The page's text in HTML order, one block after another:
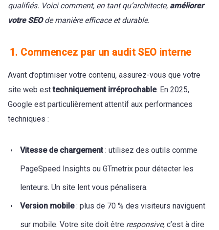
qualifiés. Voici comment, en tant qu’architecte, améliorer
votre SEOde manière efficace et durable.
1. Commencez par un audit SEO interne
Avant d’optimiser votre contenu, assurez-vous que votre
site web esttechniquement irréprochable. En 2025,
Google est particulièrement attentif aux performances
techniques :
Vitesse de chargement: utilisez des outils comme
PageSpeed Insights ou GTmetrix pour détecter les
lenteurs. Un site lent vous pénalisera.
Version mobile: plus de 70 % des visiteurs naviguent
sur mobile. Votre site doit être responsive, c’est à dire